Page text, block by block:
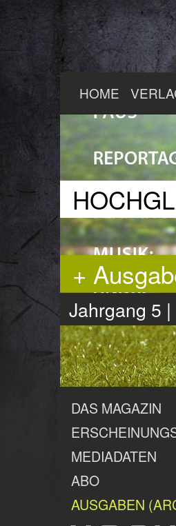
Hauptinhalt
HOME
+
Jahrgang 5
DAS MAGAZIN
MEDIADATEN
ABO
AUSGABEN